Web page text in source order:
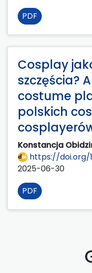
PDF
Cosplay
szczęścia?
costume
polskich
Konstancja
https://doi.org/
2025-06-30
PDF